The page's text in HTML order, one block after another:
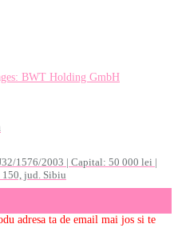
BWT Holding GmbH
1576/2003 | Capital: 50 000 lei |
150, jud. Sibiu
adresa ta de email mai jos si te